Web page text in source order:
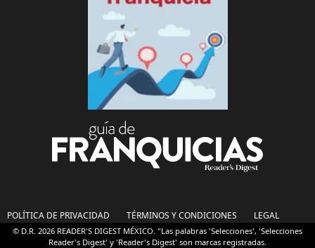
POLÍTICA DE PRIVACIDAD TÉRMINOS Y CONDICIONES LEGAL
© D.R. 2026 READER'S DIGEST MÉXICO. "Las palabras 'Selecciones', 'Selecciones
Reader's Digest' y 'Reader's Digest' son marcas registradas.